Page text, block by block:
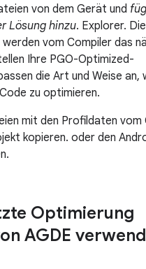
von dem Gerät und
Lösung hinzu. Explorer.
vom Compiler das
Ihre PGO-Optimized-
die Art und Weise an,
zu optimieren.
mit den Profildaten vom
kopieren. oder den
Optimierung
AGDE